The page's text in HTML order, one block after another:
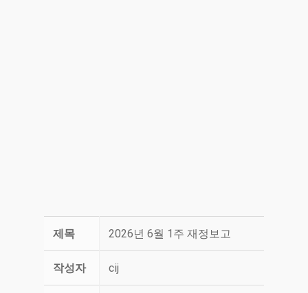
제목 2026년 6월 1주 재정보고
작성자 cij